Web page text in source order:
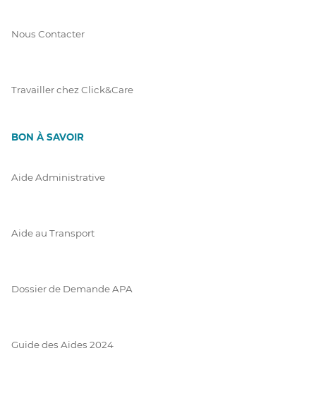
Nous Contacter
Travailler chez Click&Care
BON À SAVOIR
Aide Administrative
Aide au Transport
Dossier de Demande APA
Guide des Aides 2024